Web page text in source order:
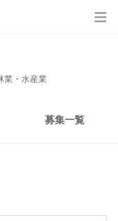
業・水産業
募集一覧